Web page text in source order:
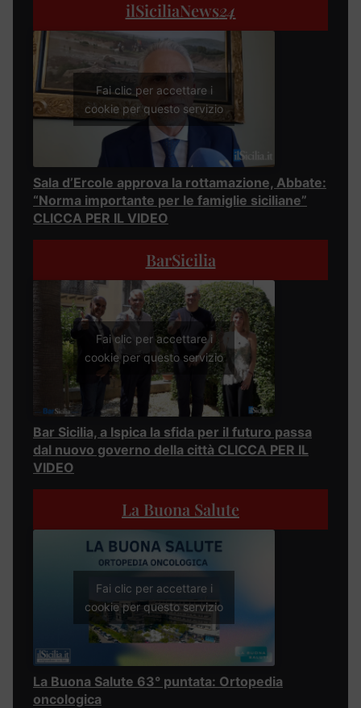
ilSiciliaNews24
Fai clic per accettare i
cookie per questo servizio
Sala d’Ercole approva la rottamazione, Abbate:
“Norma importante per le famiglie siciliane”
CLICCA PER IL VIDEO
BarSicilia
Fai clic per accettare i
cookie per questo servizio
Bar Sicilia, a Ispica la sfida per il futuro passa
dal nuovo governo della città CLICCA PER IL
VIDEO
La Buona Salute
Fai clic per accettare i
cookie per questo servizio
La Buona Salute 63° puntata: Ortopedia
oncologica